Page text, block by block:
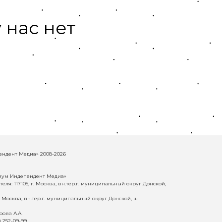
нет
Медиа» 2008-2026
Индепендент Медиа»
117105, г. Москва, вн.тер.г. муниципальный округ Донской,
Москва, вн.тер.г. муниципальный округ Донской, ш
А.А.